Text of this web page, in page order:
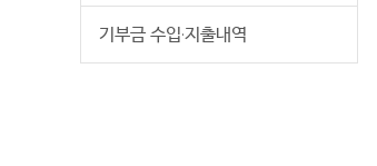
기부금 수입·지출내역